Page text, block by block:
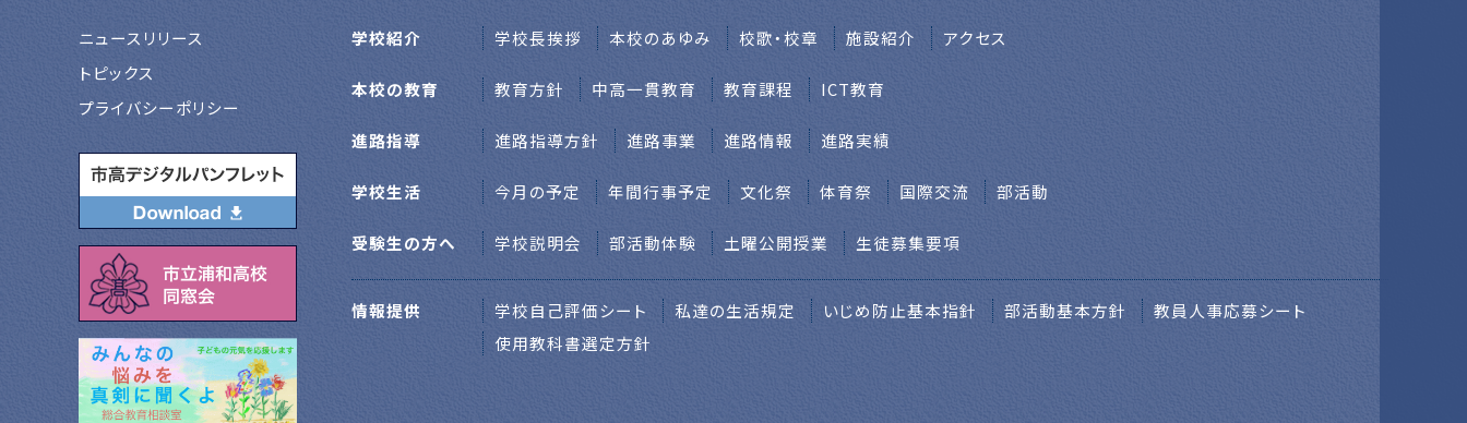
ニュースリリース
トピックス
プライバシーポリシー
学校紹介 学校⻑挨拶 本校のあゆみ 校歌・校章 施設紹介 アクセス
本校の教育 教育方針 中高一貫教育 教育課程 ICT教育
進路指導 進路指導方針 進路事業 進路情報 進路実績
学校生活 今月の予定 年間行事予定 文化祭 体育祭 国際交流 部活動
受験生の方へ 学校説明会 部活動体験 土曜公開授業 生徒募集要項
情報提供 学校自己評価シート 私達の生活規定 いじめ防止基本指針 部活動基本方針
教員人事応募シート
使用教科書選定方針